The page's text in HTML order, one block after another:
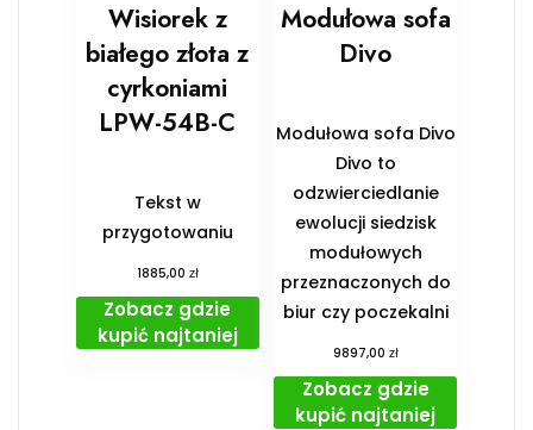
Wisiorek z
białego złota z
cyrkoniami
LPW-54B-C
Tekst w
przygotowaniu
1885,00 zł
Zobacz gdzie
kupić najtaniej
Modułowa sofa
Divo
Modułowa sofa Divo
Divo to
odzwierciedlanie
ewolucji siedzisk
modułowych
przeznaczonych do
biur czy poczekalni
9897,00 zł
Zobacz gdzie
kupić najtaniej